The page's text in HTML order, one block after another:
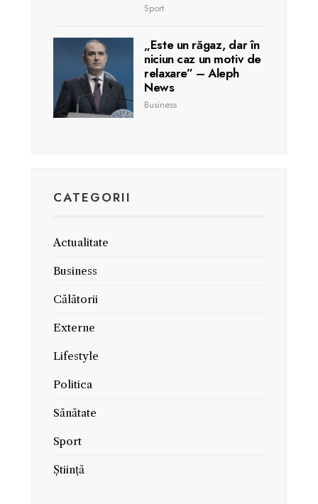
Sport
„Este un răgaz, dar în
niciun caz un motiv de
relaxare” – Aleph
News
Business
CATEGORII
Actualitate
Business
Călătorii
Externe
Lifestyle
Politica
Sănătate
Sport
Știință